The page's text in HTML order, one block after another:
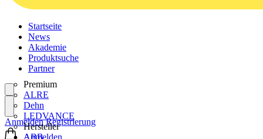
Startseite
News
Akademie
Produktsuche
Partner
Premium
ALRE
Dehn
LEDVANCE
Hersteller
ABB
Anmelden
Anmelden Registrierung